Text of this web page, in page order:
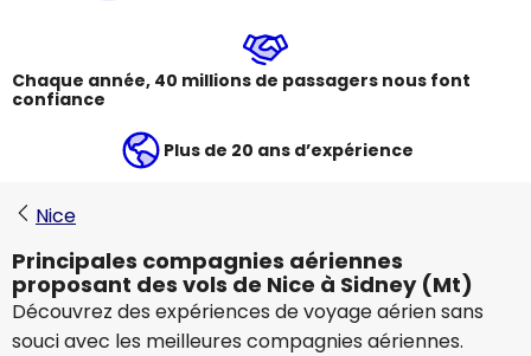
Chaque année, 40 millions de passagers nous font
confiance
Plus de 20 ans d’expérience
Nice
Principales compagnies aériennes
proposant des vols de Nice à Sidney (Mt)
Découvrez des expériences de voyage aérien sans
souci avec les meilleures compagnies aériennes.